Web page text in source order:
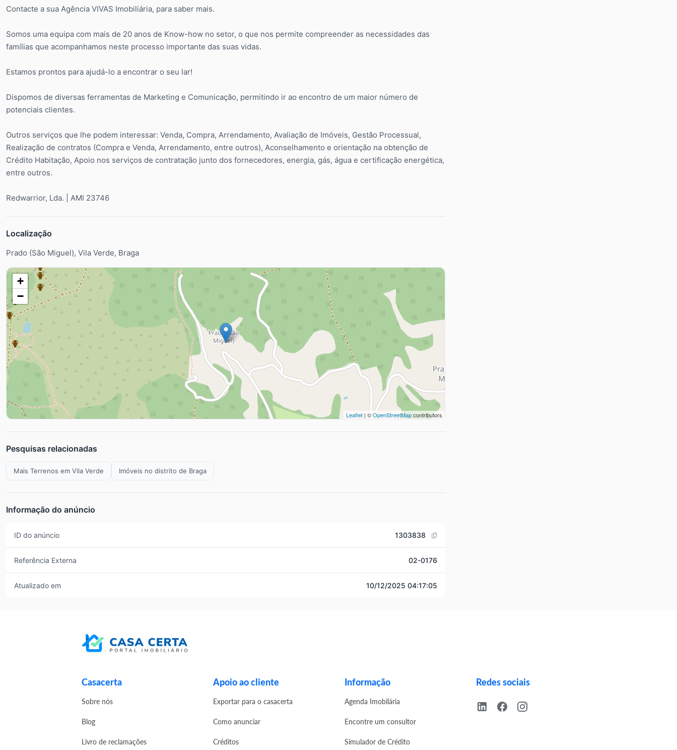
Contacte a sua Agência VIVAS Imobiliária, para saber mais.
Somos uma equipa com mais de 20 anos de Know-how no setor, o que nos permite compreender as necessidades das
famílias que acompanhamos neste processo importante das suas vidas.
Estamos prontos para ajudá-lo a encontrar o seu lar!
Dispomos de diversas ferramentas de Marketing e Comunicação, permitindo ir ao encontro de um maior número de
potenciais clientes.
Outros serviços que lhe podem interessar: Venda, Compra, Arrendamento, Avaliação de Imóveis, Gestão Processual,
Realização de contratos (Compra e Venda, Arrendamento, entre outros), Aconselhamento e orientação na obtenção de
Crédito Habitação, Apoio nos serviços de contratação junto dos fornecedores, energia, gás, água e certificação energética,
entre outros.
Redwarrior, Lda. | AMI 23746
Localização
Prado (São Miguel), Vila Verde, Braga
+
−
Leaflet | ©OpenStreetMapcontributors
Pesquisas relacionadas
Mais Terrenos em Vila Verde Imóveis no distrito de Braga
Informação do anúncio
ID do anúncio 1303838
Referência Externa 02-0176
Atualizado em 10/12/2025 04:17:05
Casacerta
Sobre nós
Blog
Livro de reclamações
Apoio ao cliente
Exportar para o casacerta
Como anunciar
Créditos
Informação
Agenda Imobilária
Encontre um consultor
Simulador de Crédito
Redes sociais